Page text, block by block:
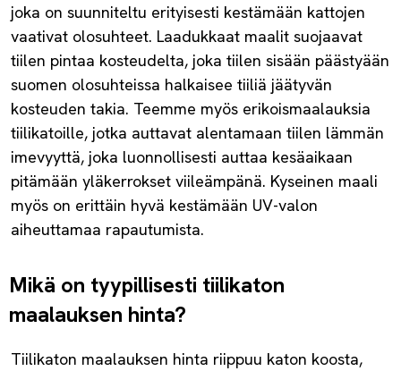
joka on suunniteltu erityisesti kestämään kattojen
vaativat olosuhteet. Laadukkaat maalit suojaavat
tiilen pintaa kosteudelta, joka tiilen sisään päästyään
suomen olosuhteissa halkaisee tiiliä jäätyvän
kosteuden takia. Teemme myös erikoismaalauksia
tiilikatoille, jotka auttavat alentamaan tiilen lämmän
imevyyttä, joka luonnollisesti auttaa kesäaikaan
pitämään yläkerrokset viileämpänä. Kyseinen maali
myös on erittäin hyvä kestämään UV-valon
aiheuttamaa rapautumista.
Mikä on tyypillisesti tiilikaton
maalauksen hinta?
Tiilikaton maalauksen hinta riippuu katon koosta,